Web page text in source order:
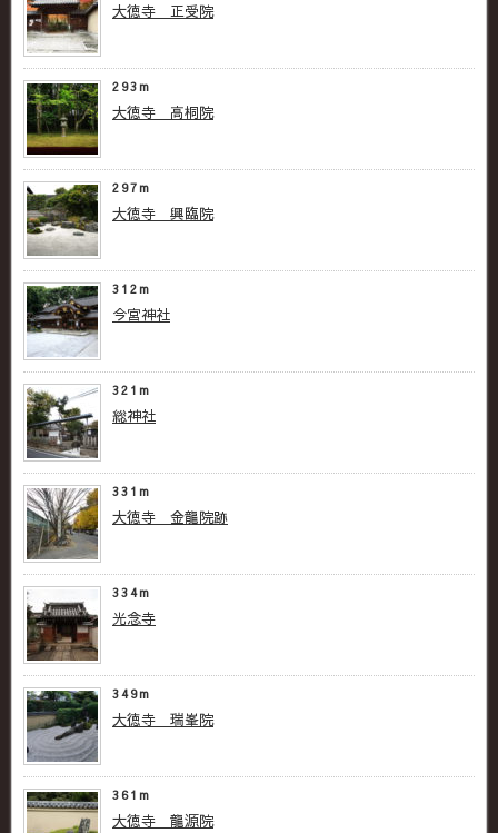
大徳寺 正受院
293m
大徳寺 高桐院
297m
大徳寺 興臨院
312m
今宮神社
321m
総神社
331m
大徳寺 金龍院跡
334m
光念寺
349m
大徳寺 瑞峯院
361m
大徳寺 龍源院